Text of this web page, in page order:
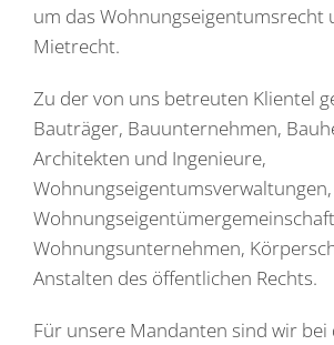
um das Wohnungseigentumsrecht
Mietrecht.
Zu der von uns betreuten Klientel
Bauträger, Bauunternehmen,
Architekten und Ingenieure,
Wohnungseigentumsverwaltungen,
Wohnungsunternehmen,
Anstalten des öffentlichen Rechts.
Für unsere Mandanten sind wir bei